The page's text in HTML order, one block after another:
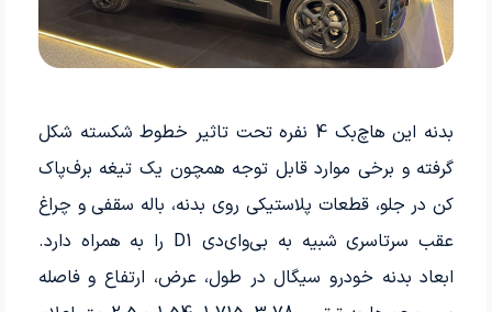
بدنه این هاچ‌بک 4 نفره تحت تاثیر خطوط شکسته شکل
گرفته و برخی موارد قابل توجه همچون یک تیغه برف­‌پاک
کن در جلو، قطعات پلاستیکی روی بدنه، باله سقفی و چراغ
عقب سرتاسری شبیه به بی‌وای‌دی D1 را به همراه دارد.
ابعاد بدنه خودرو سیگال در طول، عرض، ارتفاع و فاصله